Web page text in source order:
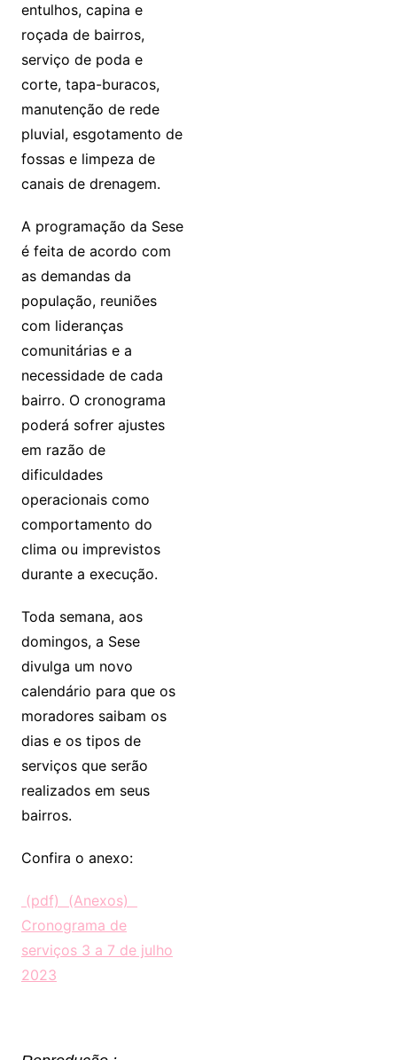
entulhos, capina e
roçada de bairros,
serviço de poda e
corte, tapa-buracos,
manutenção de rede
pluvial, esgotamento de
fossas e limpeza de
canais de drenagem.
A programação da Sese
é feita de acordo com
as demandas da
população, reuniões
com lideranças
comunitárias e a
necessidade de cada
bairro. O cronograma
poderá sofrer ajustes
em razão de
dificuldades
operacionais como
comportamento do
clima ou imprevistos
durante a execução.
Toda semana, aos
domingos, a Sese
divulga um novo
calendário para que os
moradores saibam os
dias e os tipos de
serviços que serão
realizados em seus
bairros.
Confira o anexo:
(pdf) (Anexos)
Cronograma de
serviços 3 a 7 de julho
2023